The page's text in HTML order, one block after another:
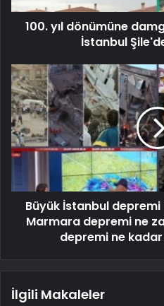
100. yıl dönümüne
İstanbul
Büyük İstanbul
Marmara depremi ne
depremi ne
İlgili Makaleler